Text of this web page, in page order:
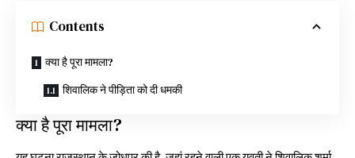
Contents
क्या है पूरा मामला?
शिवालिक ने पीड़िता को दी धमकी
क्या है पूरा मामला?